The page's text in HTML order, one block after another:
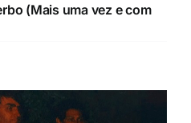
(Mais uma vez e com